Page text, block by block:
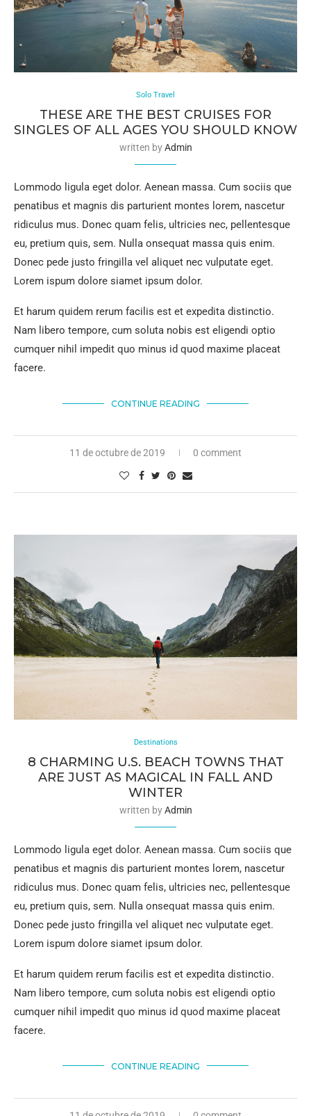
Solo Travel
THESE ARE THE BEST CRUISES FOR
SINGLES OF ALL AGES YOU SHOULD KNOW
written byAdmin
Lommodo ligula eget dolor. Aenean massa. Cum sociis que
penatibus et magnis dis parturient montes lorem, nascetur
ridiculus mus. Donec quam felis, ultricies nec, pellentesque
eu, pretium quis, sem. Nulla onsequat massa quis enim.
Donec pede justo fringilla vel aliquet nec vulputate eget.
Lorem ispum dolore siamet ipsum dolor.
Et harum quidem rerum facilis est et expedita distinctio.
Nam libero tempore, cum soluta nobis est eligendi optio
cumquer nihil impedit quo minus id quod maxime placeat
facere.
CONTINUE READING
11 de octubre de 2019 0 comment
Destinations
8 CHARMING U.S. BEACH TOWNS THAT
ARE JUST AS MAGICAL IN FALL AND
WINTER
written byAdmin
Lommodo ligula eget dolor. Aenean massa. Cum sociis que
penatibus et magnis dis parturient montes lorem, nascetur
ridiculus mus. Donec quam felis, ultricies nec, pellentesque
eu, pretium quis, sem. Nulla onsequat massa quis enim.
Donec pede justo fringilla vel aliquet nec vulputate eget.
Lorem ispum dolore siamet ipsum dolor.
Et harum quidem rerum facilis est et expedita distinctio.
Nam libero tempore, cum soluta nobis est eligendi optio
cumquer nihil impedit quo minus id quod maxime placeat
facere.
CONTINUE READING